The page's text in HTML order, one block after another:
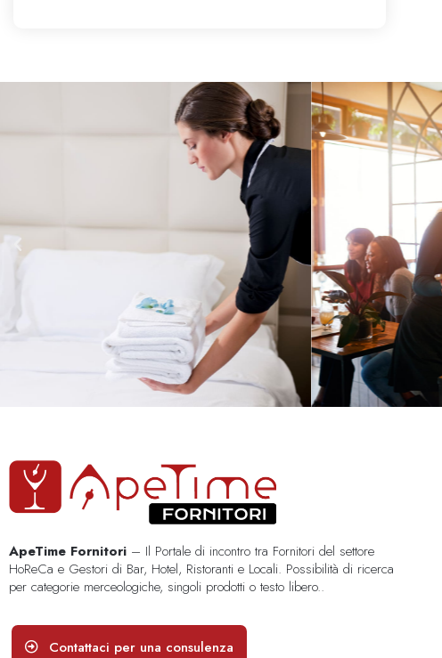
ApeTime Fornitori – Il Portale di incontro tra Fornitori del settore
HoReCa e Gestori di Bar, Hotel, Ristoranti e Locali. Possibilità di ricerca
per categorie merceologiche, singoli prodotti o testo libero..
Contattaci per una consulenza